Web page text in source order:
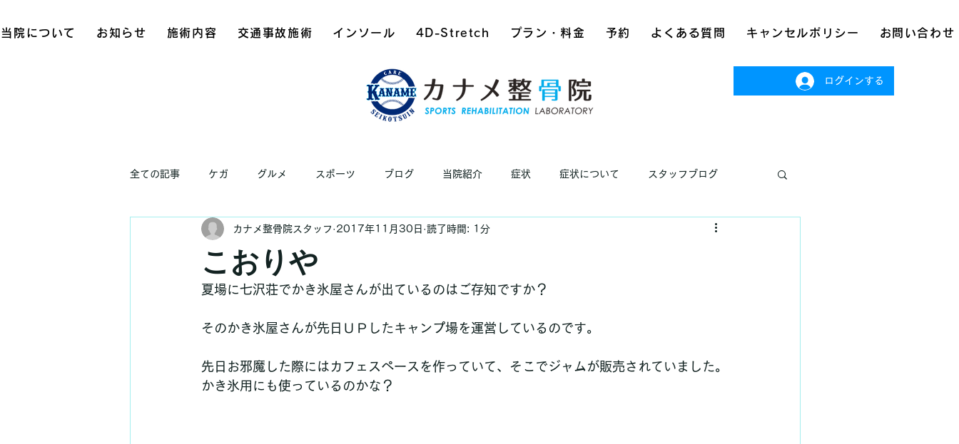
当院について お知らせ 施術内容 交通事故施術 インソール 4D-Stretch プラン・料金 予約 よくある質問 キャンセルポリシー お問い合わせ
ログインする
全ての記事 ケガ グルメ スポーツ ブログ 当院紹介 症状 症状について スタッフブログ
こおりや
カナメ整骨院スタッフ 2017年11月30日 読了時間: 1分
夏場に七沢荘でかき氷屋さんが出ているのはご存知ですか？
そのかき氷屋さんが先日ＵＰしたキャンプ場を運営しているのです。
先日お邪魔した際にはカフェスペースを作っていて、そこでジャムが販売されていました。
かき氷用にも使っているのかな？